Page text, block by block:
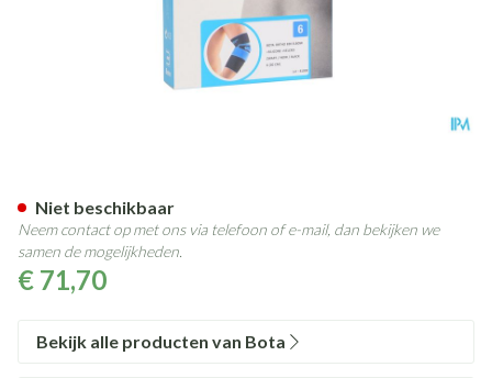
€ 71,70
Niet beschikbaar
Neem contact op met ons via telefoon of e-mail, dan bekijken we
samen de mogelijkheden.
Bekijk alle producten van Bota